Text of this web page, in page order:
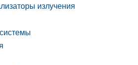
излучения